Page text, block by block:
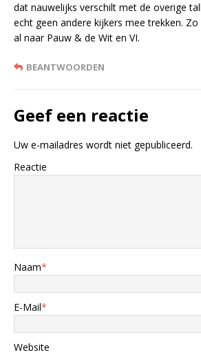
dat nauwelijks verschilt met de overige
echt geen andere kijkers mee trekken.
al naar Pauw & de Wit en VI.
BEANTWOORDEN
Geef een reactie
Uw e-mailadres wordt niet gepubliceerd.
Reactie
Naam*
E-Mail*
Website